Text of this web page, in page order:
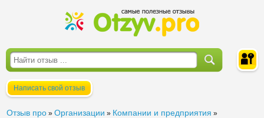
Написать свой отзыв
Отзыв про » Организации » Компании и предприятия »